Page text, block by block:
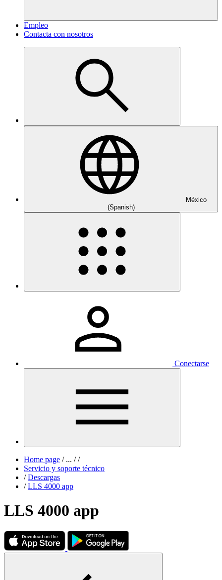
Empleo
Contacta con nosotros
México
(Spanish)
Conectarse
Home page /... / /
Servicio y soporte técnico
/ Descargas
/ LLS 4000 app
LLS 4000 app